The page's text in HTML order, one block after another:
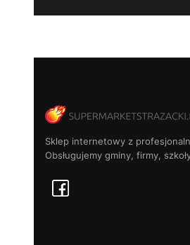
Sklep internetowy z
Obsługujemy gminy, firmy,